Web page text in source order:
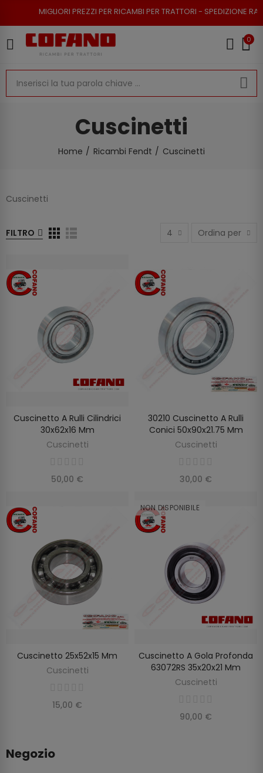
PREZZI PER RICAMBI PER TRATTORI - SPEDIZIONE RAPIDA - RESO
0
Cuscinetti
Home Ricambi Fendt Cuscinetti
Cuscinetti
FILTRO 4 Ordina per
AGGIUNGI AL CARRELLO
Cuscinetto A Rulli Cilindrici
30x62x16 Mm
Cuscinetti
50,00 €
AGGIUNGI AL CARRELLO
30210 Cuscinetto A Rulli
Conici 50x90x21.75 Mm
Cuscinetti
30,00 €
AGGIUNGI AL CARRELLO
Cuscinetto 25x52x15 Mm
Cuscinetti
15,00 €
NON DISPONIBILE
SCOPRIRE
Cuscinetto A Gola Profonda
63072RS 35x20x21 Mm
Cuscinetti
90,00 €
Negozio